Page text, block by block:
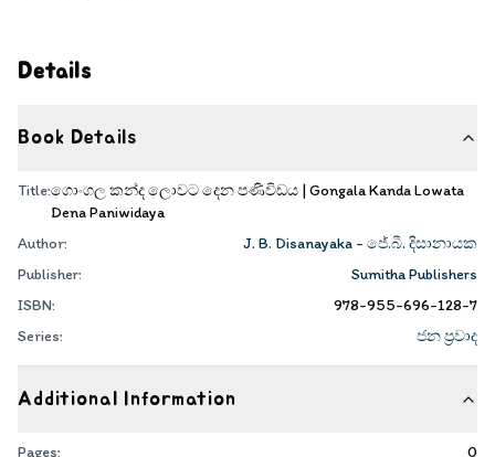
Details
Book Details
Title:ගොංගල කන්ද ලොවට දෙන පණිවිඩය | Gongala Kanda Lowata
Dena Paniwidaya
Author:
J. B. Disanayaka - ජේ.බී. දිසානායක
Publisher:
Sumitha Publishers
ISBN:
978-955-696-128-7
Series:
ජන ප්‍රවාද
Additional Information
Pages:
0